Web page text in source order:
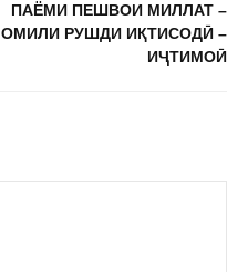
ПАЁМИ ПЕШВОИ МИЛЛАТ –
ОМИЛИ РУШДИ ИҚТИСОДӢ –
ИҶТИМОӢ